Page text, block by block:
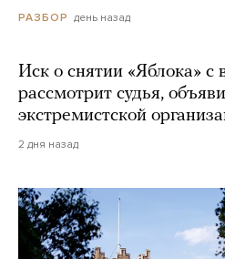
РАЗБОР день назад
Иск о снятии «Яблока» с
рассмотрит судья,
экстремистской
2 дня назад